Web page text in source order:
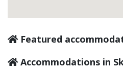
Featured
Accommodations in